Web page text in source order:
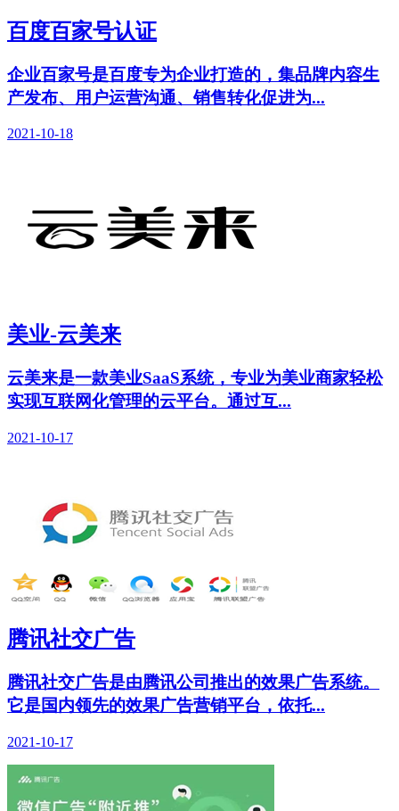
百度百家号认证
企业百家号是百度专为企业打造的，集品牌内容生
产发布、用户运营沟通、销售转化促进为...
2021-10-18
美业-云美来
云美来是一款美业SaaS系统，专业为美业商家轻松
实现互联网化管理的云平台。通过互...
2021-10-17
腾讯社交广告
腾讯社交广告是由腾讯公司推出的效果广告系统。
它是国内领先的效果广告营销平台，依托...
2021-10-17